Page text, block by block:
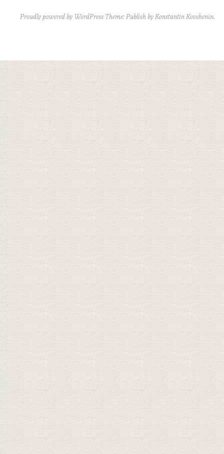
Proudly powered by WordPress Theme: Publish byKonstantin Kovshenin.